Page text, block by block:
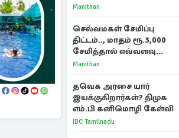
Manithan
செல்வமகள் சேமிப்பு
திட்டம்.., மாதம் ரூ.3,000
சேமித்தால் எவ்வளவு
கிடைக்கும்?
Manithan
தவெக அரசை யார்
இயக்குகிறார்கள்? திமுக
எம்.பி கனிமொழி கேள்வி
IBC Tamilnadu